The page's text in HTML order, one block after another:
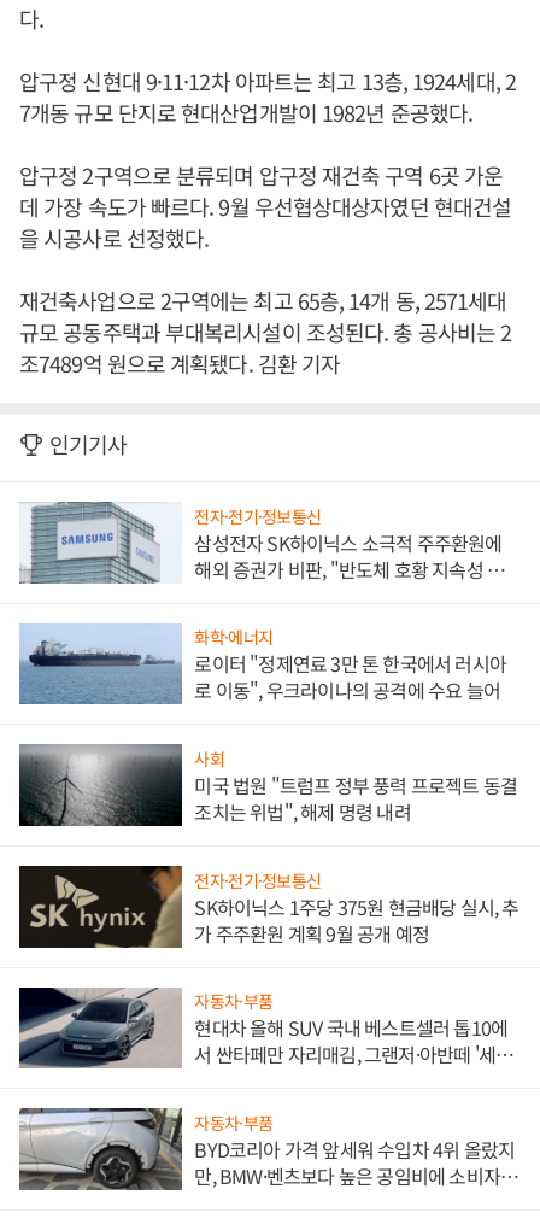
다.
압구정 신현대 9·11·12차 아파트는 최고 13층, 1924세대, 2
7개동 규모 단지로 현대산업개발이 1982년 준공했다.
압구정 2구역으로 분류되며 압구정 재건축 구역 6곳 가운
데 가장 속도가 빠르다. 9월 우선협상대상자였던 현대건설
을 시공사로 선정했다.
재건축사업으로 2구역에는 최고 65층, 14개 동, 2571세대
규모 공동주택과 부대복리시설이 조성된다. 총 공사비는 2
조7489억 원으로 계획됐다. 김환 기자
인기기사
전자·전기·정보통신
삼성전자 SK하이닉스 소극적 주주환원에
해외 증권가 비판, "반도체 호황 지속성 의
화학·에너지
로이터 "정제연료 3만 톤 한국에서 러시아
로 이동", 우크라이나의 공격에 수요 늘어
사회
미국 법원 "트럼프 정부 풍력 프로젝트 동결
조치는 위법", 해제 명령 내려
전자·전기·정보통신
SK하이닉스 1주당 375원 현금배당 실시, 추
가 주주환원 계획 9월 공개 예정
자동차·부품
현대차 올해 SUV 국내 베스트셀러 톱10에
서 싼타페만 자리매김, 그랜저·아반떼 '세단
자동차·부품
BYD코리아 가격 앞세워 수입차 4위 올랐지
만, BMW·벤츠보다 높은 공임비에 소비자